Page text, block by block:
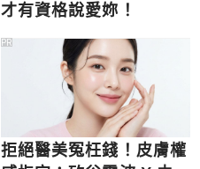
才有資格說愛妳！
拒絕醫美冤枉錢！皮膚權
PR